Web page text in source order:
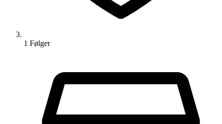
1 Følger